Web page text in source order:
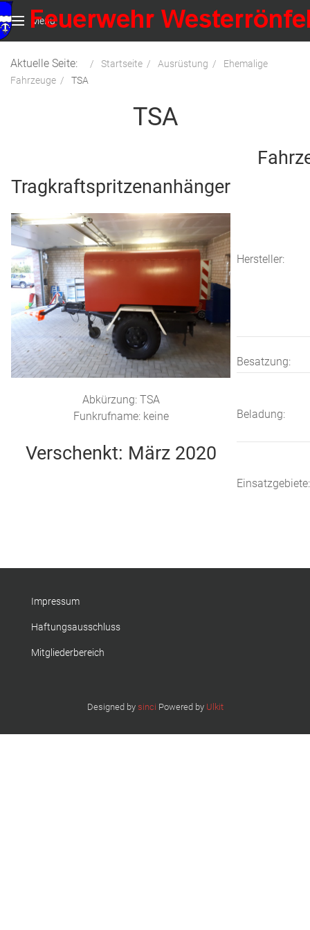
Menu
Aktuelle Seite: Startseite Ausrüstung
Ehemalige
Fahrzeuge
TSA
TSA
Tragkraftspritzenanhänger
Abkürzung: TSA
Funkrufname: keine
Verschenkt: März 2020
Hersteller:
Besatzung:
Beladung:
Einsatzgebiete:
Impressum
Haftungsausschluss
Mitgliederbereich
Designed by sinci Powered by Ulkit